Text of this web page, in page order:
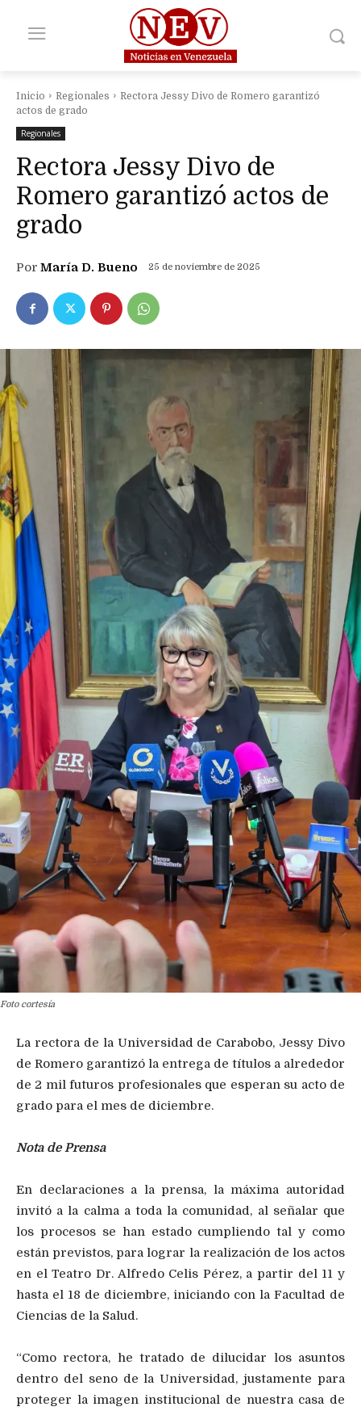
Inicio Regionales
Rectora Jessy Divo de Romero garantizó
actos de grado
Regionales
Rectora Jessy Divo de
Romero garantizó actos de
grado
Por María D. Bueno 25 de noviembre de 2025
Foto cortesía
La rectora de la Universidad de Carabobo, Jessy Divo
de Romero garantizó la entrega de títulos a alrededor
de 2 mil futuros profesionales que esperan su acto de
grado para el mes de diciembre.
Nota de Prensa
En declaraciones a la prensa, la máxima autoridad
invitó a la calma a toda la comunidad, al señalar que
los procesos se han estado cumpliendo tal y como
están previstos, para lograr la realización de los actos
en el Teatro Dr. Alfredo Celis Pérez, a partir del 11 y
hasta el 18 de diciembre, iniciando con la Facultad de
Ciencias de la Salud.
“Como rectora, he tratado de dilucidar los asuntos
dentro del seno de la Universidad, justamente para
proteger la imagen institucional de nuestra casa de